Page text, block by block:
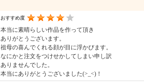
おすすめ度
本当に素晴らしい作品を作って頂き
ありがとうございます。
祖母の喜んでくれる顔が目に浮かびます。
なにかと注文をつけせかしてしまい申し訳
ありませんでした。
本当にありがとうございました(>_<)！